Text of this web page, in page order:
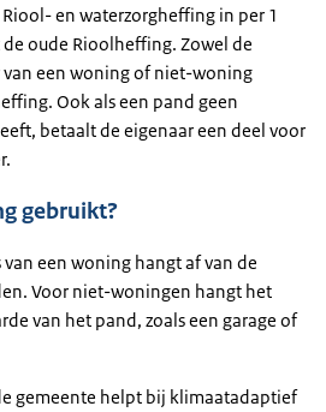
en waterzorgheffing in per 1
oude Rioolheffing. Zowel de
van een woning of niet-woning
Ook als een pand geen
betaalt de eigenaar een deel voor
gebruikt?
een woning hangt af van de
Voor niet-woningen hangt het
van het pand, zoals een garage of
gemeente helpt bij klimaatadaptief